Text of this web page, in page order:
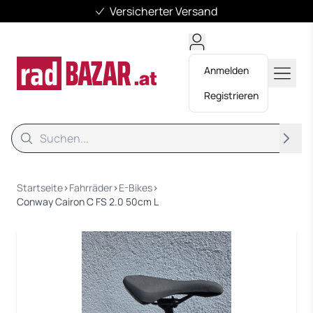
Mehr als 11.500 Fahrräder
Anmelden
Registrieren
Suche
Startseite›Fahrräder›E-Bikes›
Conway Cairon C FS 2.0 50cm L